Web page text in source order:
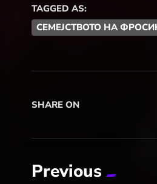
TAGGED AS:
СЕМЕЈСТВОТО НА
SHARE ON
Previous